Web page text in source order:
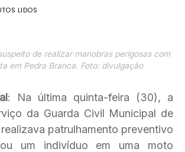
LIDOS
de realizar manobras perigosas com
em Pedra Branca. Foto: divulgação
: Na última quinta-feira (30), a
da Guarda Civil Municipal de
patrulhamento preventivo
um indivíduo em uma moto